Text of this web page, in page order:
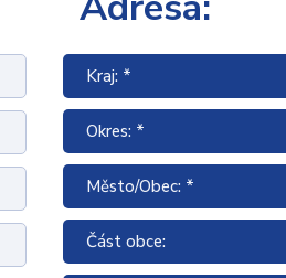
Kraj: *
Okres: *
Město/Obec: *
Část obce: